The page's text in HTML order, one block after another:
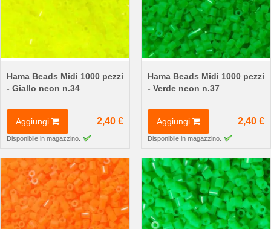
Hama Beads Midi 1000 pezzi
- Giallo neon n.34
Aggiungi 2,40 €
Disponibile in magazzino.
Hama Beads Midi 1000 pezzi
- Verde neon n.37
Aggiungi 2,40 €
Disponibile in magazzino.